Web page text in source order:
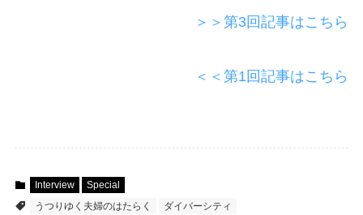
＞＞第3回記事はこちら
＜＜第1回記事はこちら
Interview
Special
うつりゆく夫婦のはたらく
ダイバーシティ